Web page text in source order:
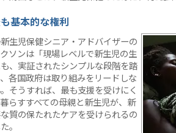
基本的な権利
生児保健シニア・アドバイザーの
ソンは「現場レベルで新生児の生
、実証されたシンプルな段階を踏
各国政府は取り組みをリードしな
そうすれば、最も支援を受けにく
らすすべての母親と新生児が、新
質の保たれたケアを受けられるの
。